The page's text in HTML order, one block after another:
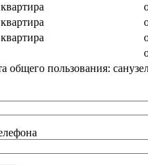
пользования: